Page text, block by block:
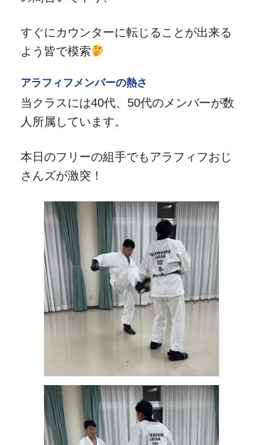
すぐにカウンターに転じることが出来る
よう皆で模索
アラフィフメンバーの熱さ
当クラスには40代、50代のメンバーが数
人所属しています。
本日のフリーの組手でもアラフィフおじ
さんズが激突！